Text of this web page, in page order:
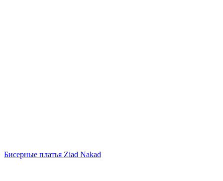
Бисерные платья Ziad Nakad